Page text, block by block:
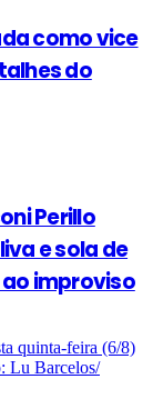
como vice
do
Perillo
e sola de
improviso